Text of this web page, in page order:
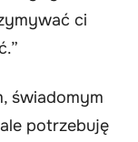
ci
świadomym
potrzebuję